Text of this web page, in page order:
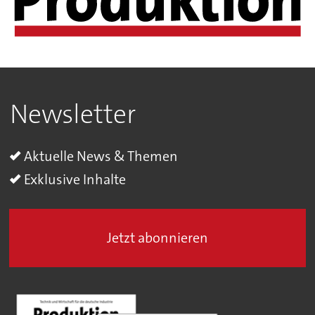
Newsletter
Aktuelle News & Themen
Exklusive Inhalte
Jetzt abonnieren